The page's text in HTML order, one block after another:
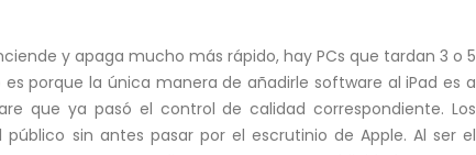
y apaga mucho más rápido, hay PCs que tardan 3 o 5
porque la única manera de añadirle software al iPad es a
que ya pasó el control de calidad correspondiente. Los
sin antes pasar por el escrutinio de Apple. Al ser el